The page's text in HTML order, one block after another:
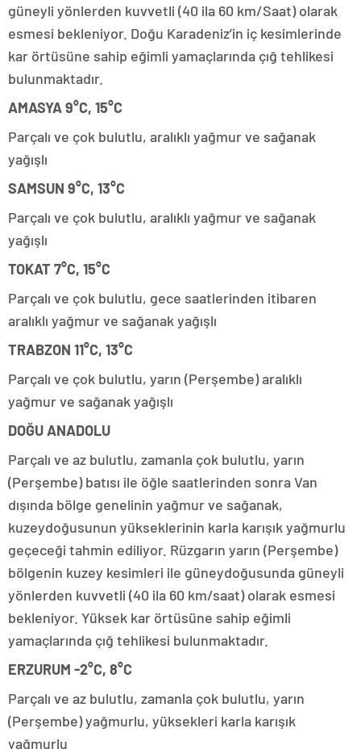
güneyli yönlerden kuvvetli (40 ila 60 km/Saat) olarak
esmesi bekleniyor. Doğu Karadeniz’in iç kesimlerinde
kar örtüsüne sahip eğimli yamaçlarında çığ tehlikesi
bulunmaktadır.
AMASYA 9°C, 15°C
Parçalı ve çok bulutlu, aralıklı yağmur ve sağanak
yağışlı
SAMSUN 9°C, 13°C
Parçalı ve çok bulutlu, aralıklı yağmur ve sağanak
yağışlı
TOKAT 7°C, 15°C
Parçalı ve çok bulutlu, gece saatlerinden itibaren
aralıklı yağmur ve sağanak yağışlı
TRABZON 11°C, 13°C
Parçalı ve çok bulutlu, yarın (Perşembe) aralıklı
yağmur ve sağanak yağışlı
DOĞU ANADOLU
Parçalı ve az bulutlu, zamanla çok bulutlu, yarın
(Perşembe) batısı ile öğle saatlerinden sonra Van
dışında bölge genelinin yağmur ve sağanak,
kuzeydoğusunun yükseklerinin karla karışık yağmurlu
geçeceği tahmin ediliyor. Rüzgarın yarın (Perşembe)
bölgenin kuzey kesimleri ile güneydoğusunda güneyli
yönlerden kuvvetli (40 ila 60 km/saat) olarak esmesi
bekleniyor. Yüksek kar örtüsüne sahip eğimli
yamaçlarında çığ tehlikesi bulunmaktadır.
ERZURUM -2°C, 8°C
Parçalı ve az bulutlu, zamanla çok bulutlu, yarın
(Perşembe) yağmurlu, yüksekleri karla karışık
yağmurlu